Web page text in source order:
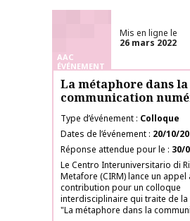
AAC
ÉVÉNEMENT
Mis en ligne le
26 mars 2022
La métaphore dans la
communication
Type d’événement Colloque
Dates de l’événement 20/10/
Réponse attendue pour le
30/
Le Centro Interuniversitario di
Metafore (CIRM) lance un appel
contribution pour un colloque
interdisciplinaire qui traite de la
"La métaphore dans la